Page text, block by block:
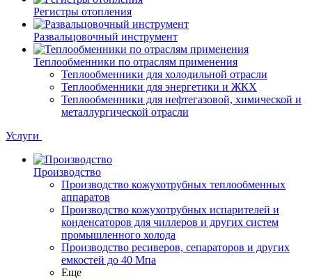
Регистры отопления
Развальцовочный инструмент
Теплообменники по отраслям применения
Теплообменники для холодильной отрасли
Теплообменники для энергетики и ЖКХ
Теплообменники для нефтегазовой, химической и
металлургической отрасли
Услуги
Производство
Производство кожухотрубных теплообменных
аппаратов
Производство кожухотрубных испарителей и
конденсаторов для чиллеров и других систем
промышленного холода
Производство ресиверов, сепараторов и других
емкостей до 40 Мпа
Еще